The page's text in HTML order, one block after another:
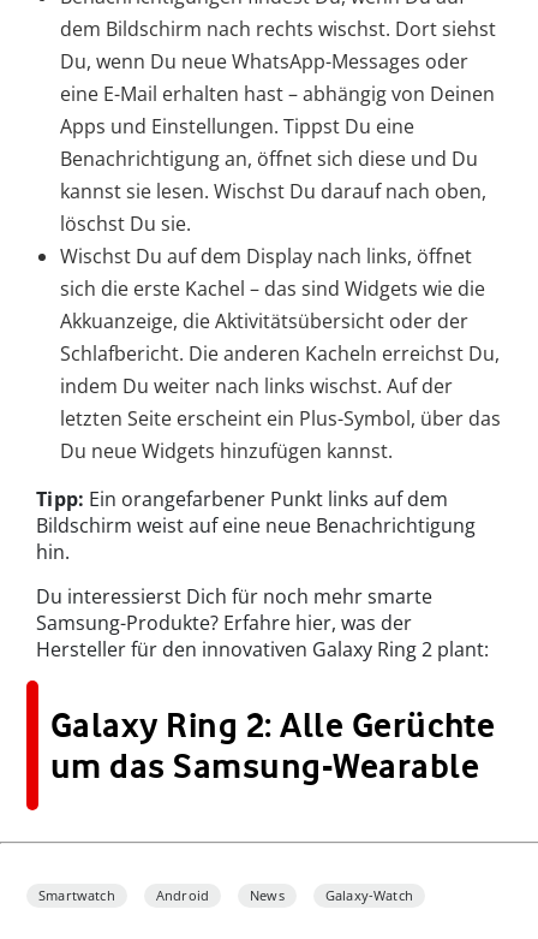
dem Bildschirm nach rechts wischst. Dort siehst
Du, wenn Du neue WhatsApp-Messages oder
eine E-Mail erhalten hast – abhängig von Deinen
Apps und Einstellungen. Tippst Du eine
Benachrichtigung an, öffnet sich diese und Du
kannst sie lesen. Wischst Du darauf nach oben,
löschst Du sie.
Wischst Du auf dem Display nach links, öffnet
sich die erste Kachel – das sind Widgets wie die
Akkuanzeige, die Aktivitätsübersicht oder der
Schlafbericht. Die anderen Kacheln erreichst Du,
indem Du weiter nach links wischst. Auf der
letzten Seite erscheint ein Plus-Symbol, über das
Du neue Widgets hinzufügen kannst.
Tipp: Ein orangefarbener Punkt links auf dem
Bildschirm weist auf eine neue Benachrichtigung
hin.
Du interessierst Dich für noch mehr smarte
Samsung-Produkte? Erfahre hier, was der
Hersteller für den innovativen Galaxy Ring 2 plant:
Galaxy Ring 2: Alle Gerüchte
um das Samsung-Wearable
Smartwatch Android News Galaxy-Watch